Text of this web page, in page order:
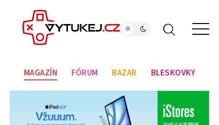
MAGAZÍN FÓRUM BAZAR BLESKOVKY